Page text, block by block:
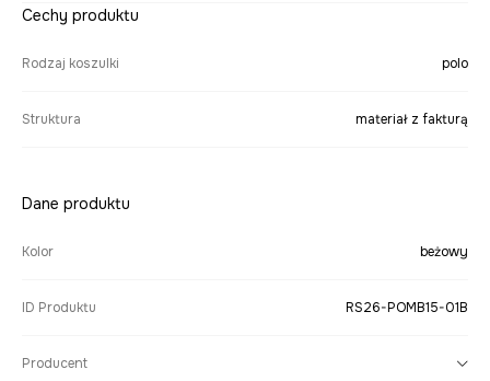
Cechy produktu
Rodzaj koszulki polo
Struktura materiał z fakturą
Dane produktu
Kolor beżowy
ID Produktu RS26-POMB15-01B
Producent